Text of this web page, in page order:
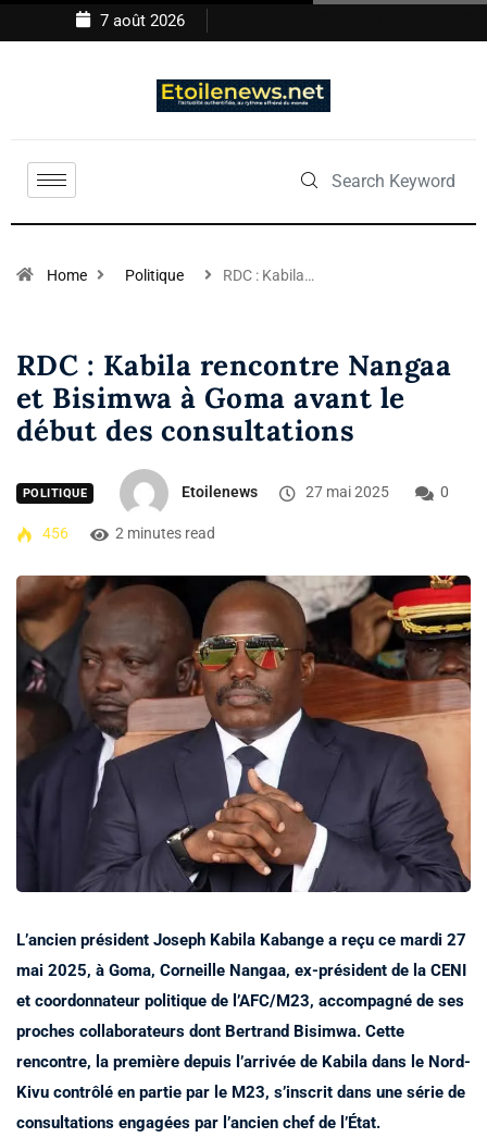
7 août 2026
Home Politique RDC : Kabila…
RDC : Kabila rencontre Nangaa
et Bisimwa à Goma avant le
début des consultations
POLITIQUE Etoilenews 27 mai 2025 0
456 2 minutes read
L’ancien président Joseph Kabila Kabange a reçu ce mardi 27
mai 2025, à Goma, Corneille Nangaa, ex-président de la CENI
et coordonnateur politique de l’AFC/M23, accompagné de ses
proches collaborateurs dont Bertrand Bisimwa. Cette
rencontre, la première depuis l’arrivée de Kabila dans le Nord-
Kivu contrôlé en partie par le M23, s’inscrit dans une série de
consultations engagées par l’ancien chef de l’État.